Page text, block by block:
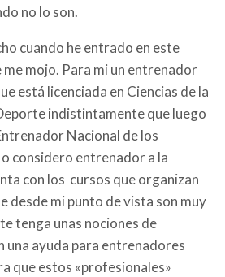
no lo son.
cuando he entrado en este
mojo. Para mi un entrenador
está licenciada en Ciencias de la
indistintamente que luego
Nacional de los
considero entrenador a la
con los cursos que organizan
desde mi punto de vista son muy
tenga unas nociones de
una ayuda para entrenadores
que estos «profesionales»